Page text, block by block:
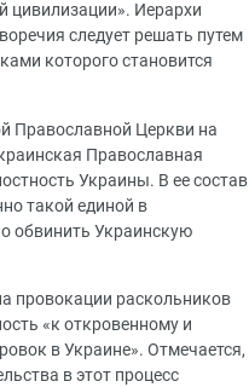
цивилизации». Иерархи
следует решать путем
которого становится
Православной Церкви на
Православная
Украины. В ее состав
такой единой в
обвинить Украинскую
провокации раскольников
«к откровенному и
в Украине». Отмечается,
в этот процесс